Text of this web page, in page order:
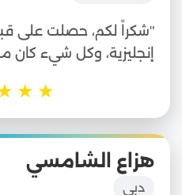
"شكراً لكم، حصلت على
إنجليزية، وكل شيء
★
★
هزاع الشامسي
دبي